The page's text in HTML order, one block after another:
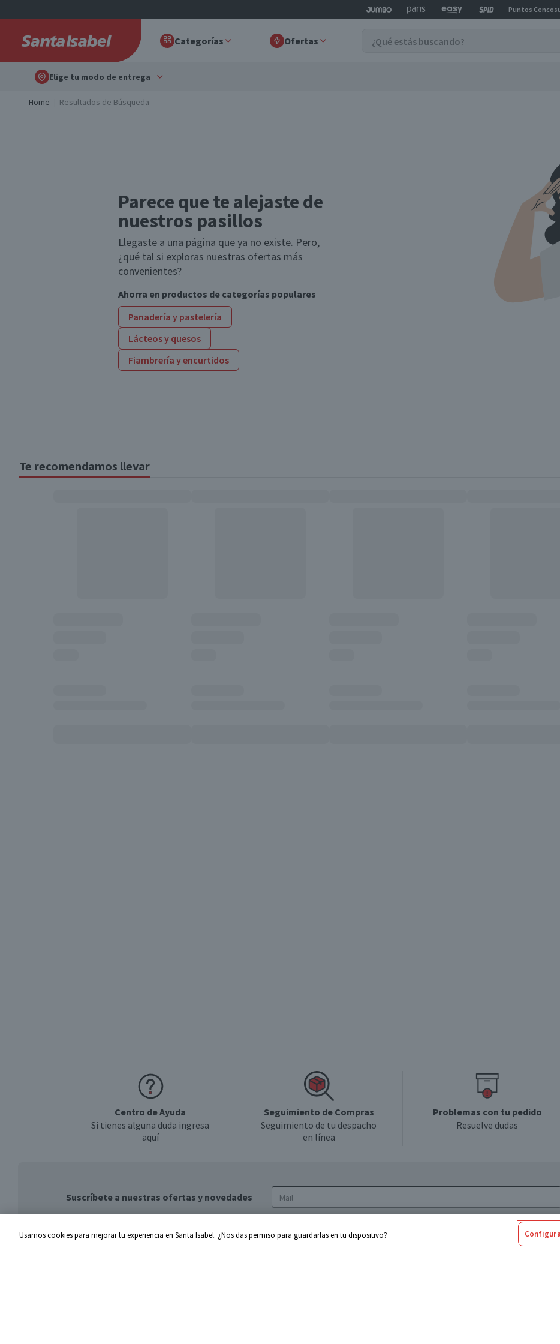
Puntos
Categorías Ofertas
Elige tu modo de entrega
Home Resultados de Búsqueda
Parece que te alejaste de
nuestros pasillos
Llegaste a una página que ya no existe. Pero,
¿qué tal si exploras nuestras ofertas más
convenientes?
Ahorra en productos de categorías populares
Panadería y pastelería
Lácteos y quesos
Fiambrería y encurtidos
Te recomendamos llevar
Centro de Ayuda
Si tienes alguna duda ingresa
aquí
Seguimiento de Compras
Seguimiento de tu despacho
en línea
Problemas con tu pedido
Resuelve dudas
Suscríbete a nuestras ofertas y novedades
de privacidad y de tratamiento de datos
Usamos cookies para mejorar tu experiencia en Santa Isabel. ¿Nos das permiso para guardarlas en tu dispositivo?